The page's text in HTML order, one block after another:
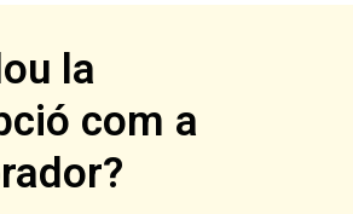
la
com a